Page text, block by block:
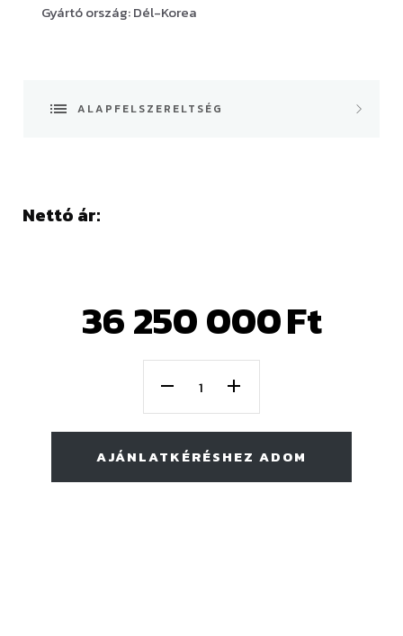
Gyártó ország: Dél-Korea
ALAPFELSZERELTSÉG
AdBlue/dízel adalék
Nettó ár:
Ft
36 250 000
AJÁNLATKÉRÉSHEZ ADOM